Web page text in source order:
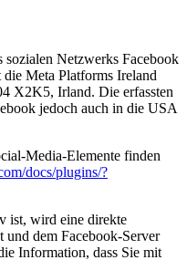
sozialen Netzwerks Facebook
Meta Platforms Ireland
X2K5, Irland. Die erfassten
jedoch auch in die USA
Media-Elemente finden
docs/plugins/?
ist, wird eine direkte
dem Facebook-Server
Information, dass Sie mit